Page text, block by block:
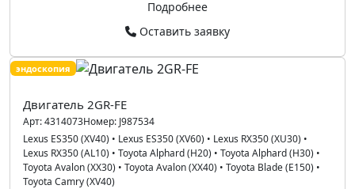
Подробнее
Оставить заявку
эндоскопия
Двигатель 2GR-FE
Арт:4314073Номер: J987534
Lexus ES350 (XV40) • Lexus ES350 (XV60) • Lexus RX350 (XU30) •
Lexus RX350 (AL10) • Toyota Alphard (H20) • Toyota Alphard (H30) •
Toyota Avalon (XX30) • Toyota Avalon (XX40) • Toyota Blade (E150) •
Toyota Camry (XV40)